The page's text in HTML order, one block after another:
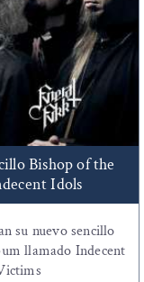
Bishop of the
Idols
su nuevo sencillo
llamado Indecent